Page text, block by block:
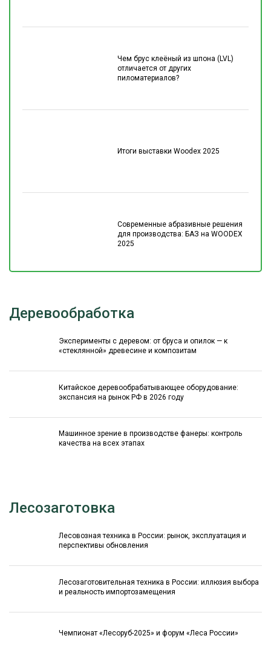
Чем брус клеёный из шпона (LVL)
отличается от других
пиломатериалов?
Итоги выставки Woodex 2025
Современные абразивные решения
для производства: БАЗ на WOODEX
2025
Деревообработка
Эксперименты с деревом: от бруса и опилок — к
«стеклянной» древесине и композитам
Китайское деревообрабатывающее оборудование:
экспансия на рынок РФ в 2026 году
Машинное зрение в производстве фанеры: контроль
качества на всех этапах
Лесозаготовка
Лесовозная техника в России: рынок, эксплуатация и
перспективы обновления
Лесозаготовительная техника в России: иллюзия выбора
и реальность импортозамещения
Чемпионат «Лесоруб-2025» и форум «Леса России»